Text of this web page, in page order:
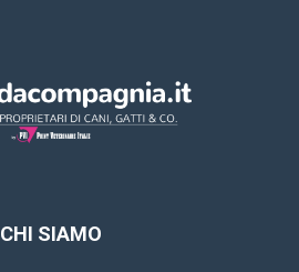
CHI SIAMO